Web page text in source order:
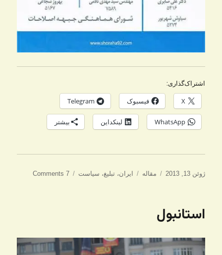
اشتراک‌گذاری:
X فیسبوک Telegram
WhatsApp لینکداین بیشتر
ارسال
ژوئن 13, 2013 دسته‌ها
مقاله برچسب‌ها
ایران، تبلیغ، سیاست 7 Comments
استانبول